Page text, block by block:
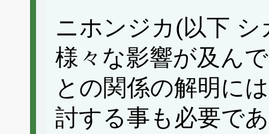
ニホンジカ(以下
様々な影響が及ん
との関係の解明に
討する事も必要で